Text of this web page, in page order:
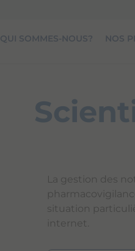
QUI SOMMES-NOUS? NOS
La gestion des
situation
internet.